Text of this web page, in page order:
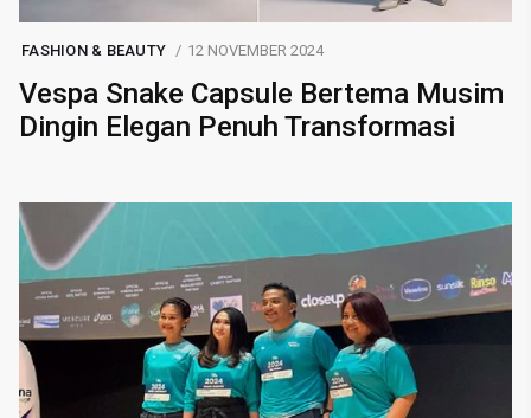
FASHION & BEAUTY 12 NOVEMBER 2024
Vespa Snake Capsule Bertema Musim
Dingin Elegan Penuh Transformasi